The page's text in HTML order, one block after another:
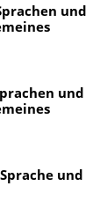
und
und
und